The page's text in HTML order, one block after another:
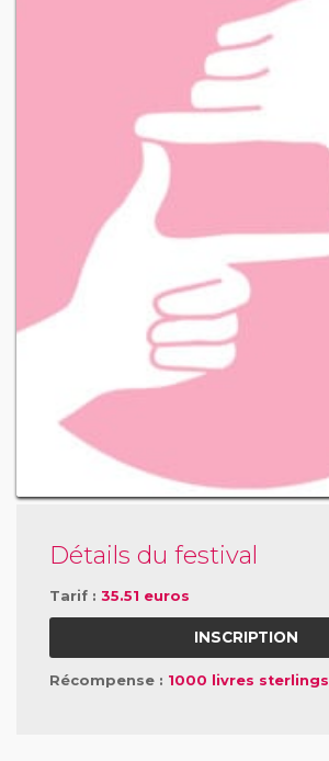
Détails du festival
Tarif : 35.51 euros
INSCRIPTION
Récompense : 1000 livres sterlings